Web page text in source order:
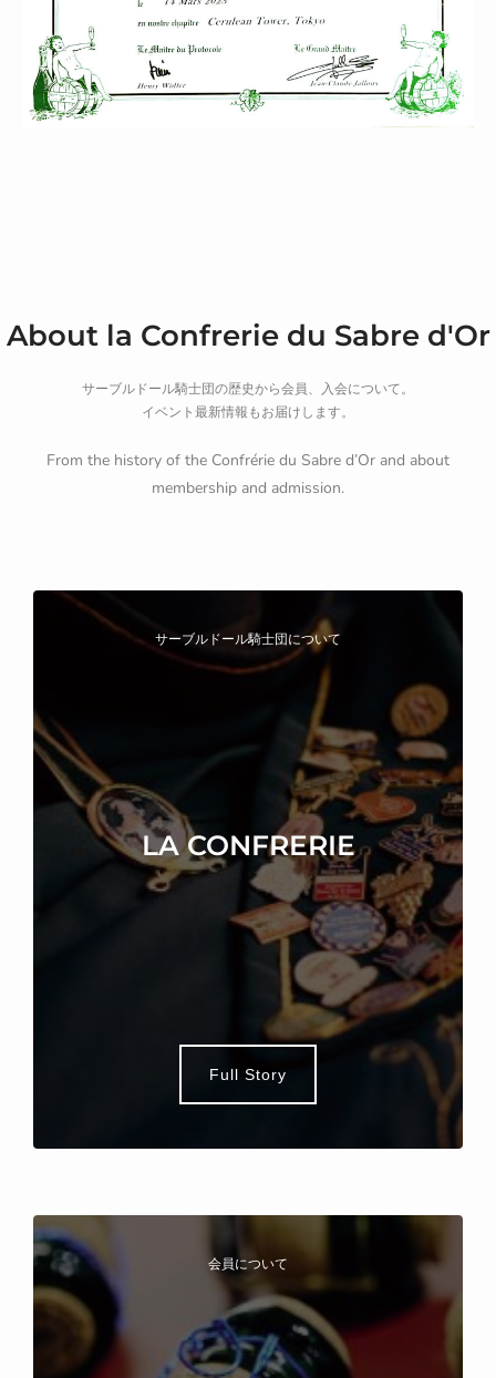
About la Confrerie du Sabre d'Or
サーブルドール騎士団の歴史から会員、入会について。
イベント最新情報もお届けします。
From the history of the Confrérie du Sabre d’Or and about
membership and admission.
サーブルドール騎士団について
LA CONFRERIE
Full Story
会員について